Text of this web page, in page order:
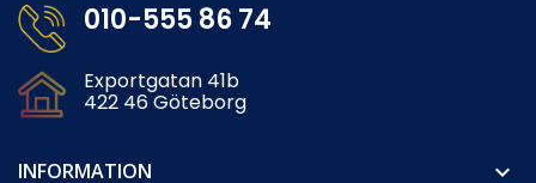
010-555 86 74
Exportgatan 41b
422 46 Göteborg
INFORMATION 